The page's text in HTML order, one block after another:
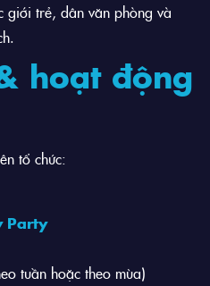
giới trẻ, dân văn phòng và
hoạt động
tổ chức:
Party
tuần hoặc theo mùa)